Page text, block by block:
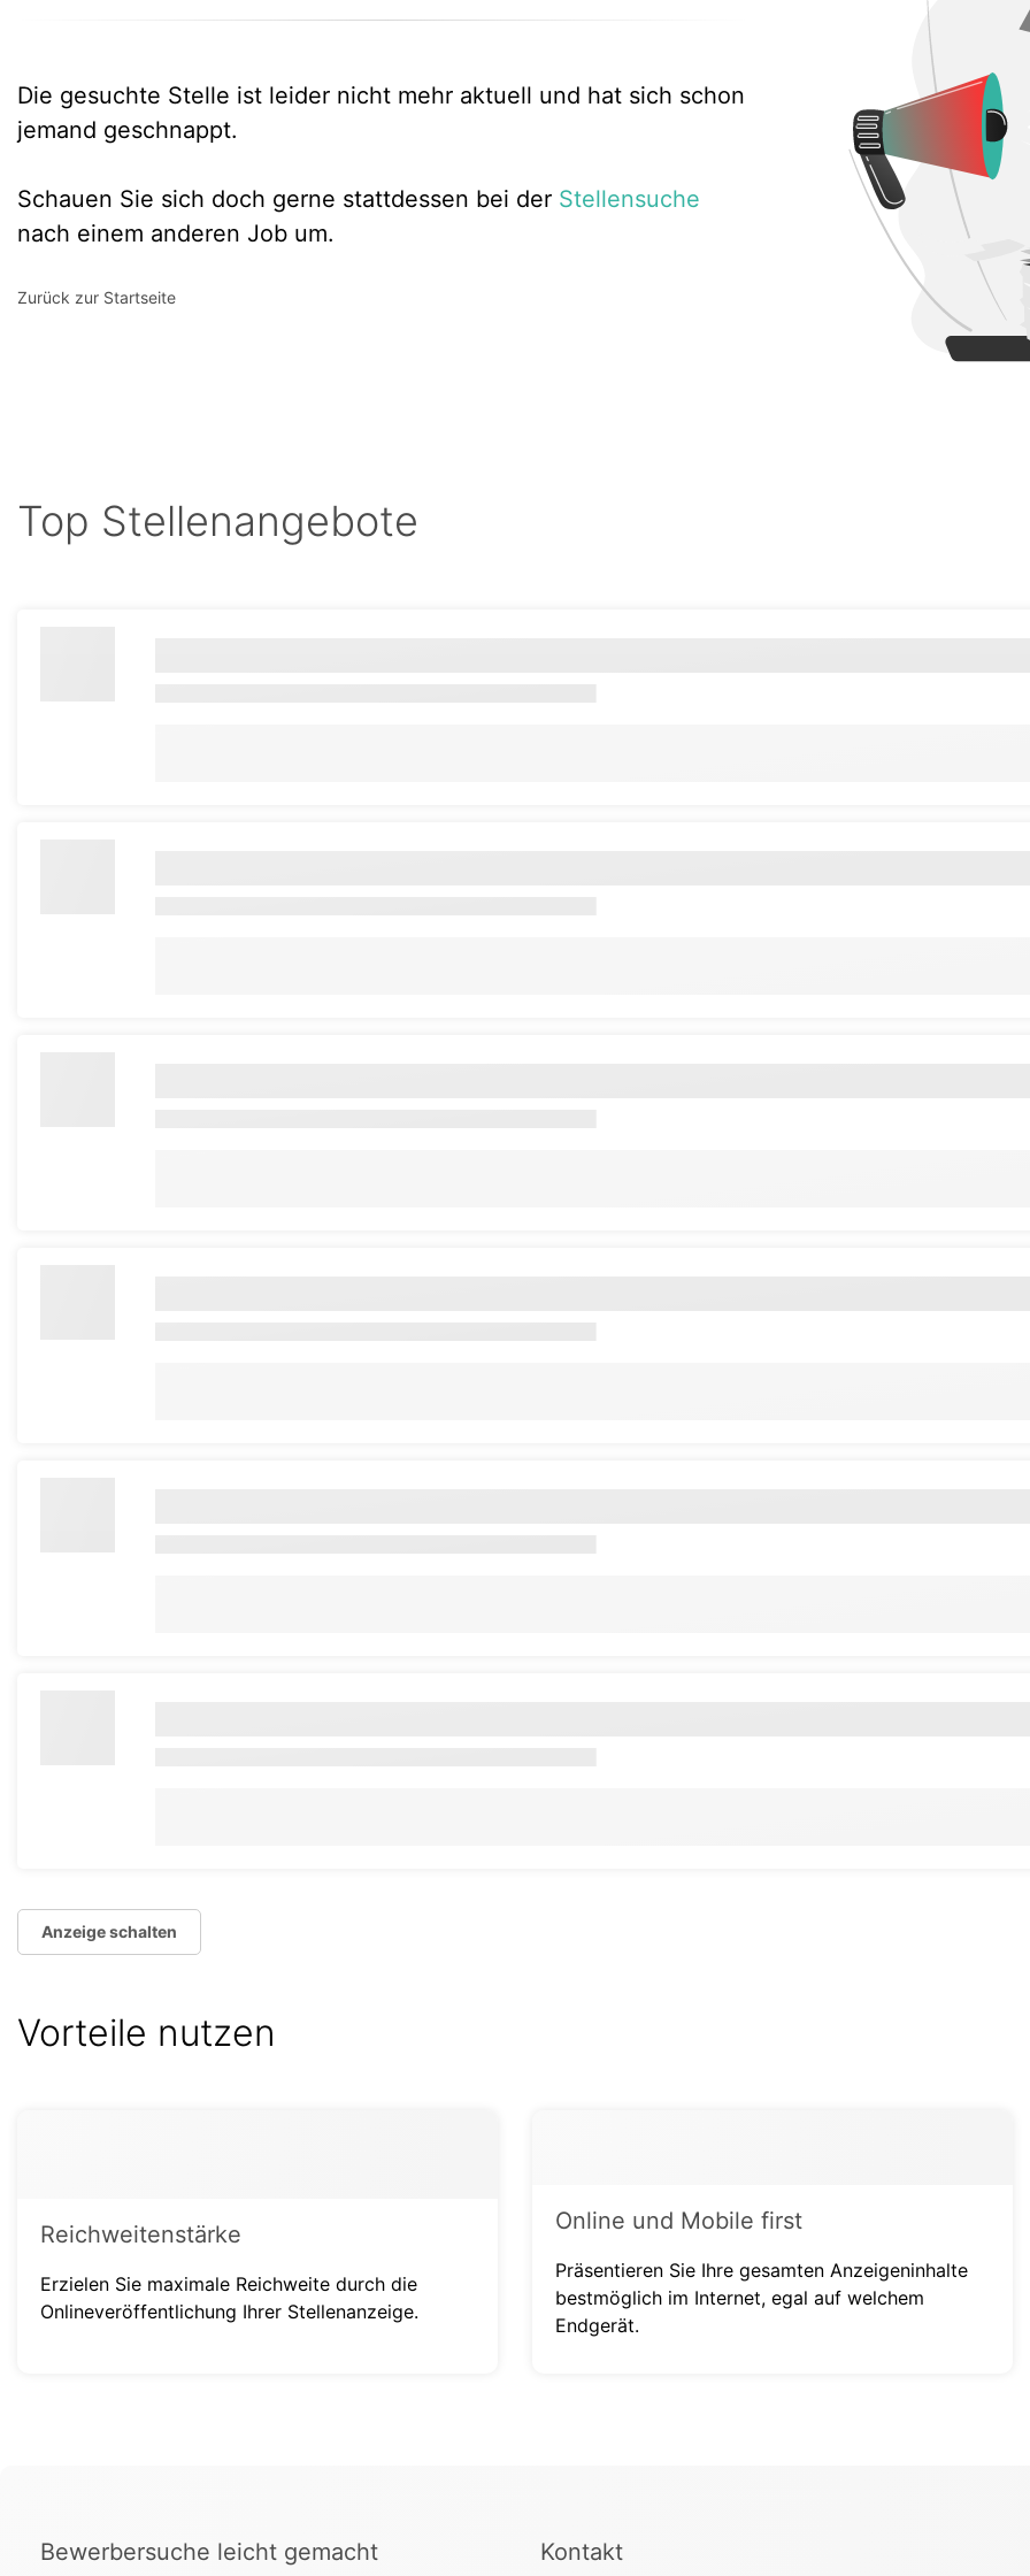
Die gesuchte Stelle ist leider nicht mehr aktuell und hat sich schon
jemand geschnappt.
Schauen Sie sich doch gerne stattdessen bei der Stellensuche
nach einem anderen Job um.
Zurück zur Startseite
Top Stellenangebote
Anzeige schalten
Vorteile nutzen
Reichweitenstärke
Erzielen Sie maximale Reichweite durch die
Onlineveröffentlichung Ihrer Stellenanzeige.
Online und Mobile first
Präsentieren Sie Ihre gesamten Anzeigeninhalte
bestmöglich im Internet, egal auf welchem
Endgerät.
Bewerbersuche leicht gemacht Kontakt